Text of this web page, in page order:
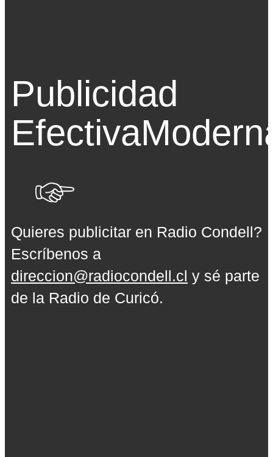
Publicidad
Efectiva
Quieres publicitar en Radio Condell?
Escríbenos a
direccion@radiocondell.cl y sé parte
de la Radio de Curicó.